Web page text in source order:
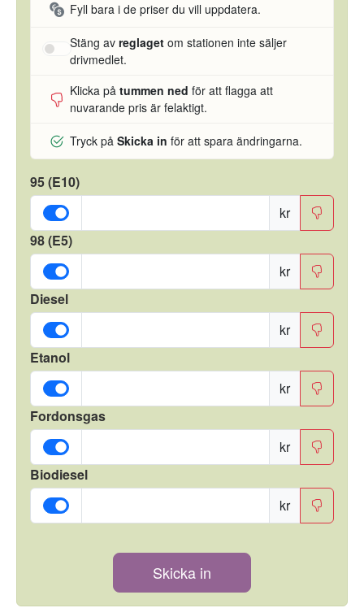
Fyll bara i de priser du vill uppdatera.
Stäng av reglaget om stationen inte säljer
drivmedlet.
Klicka på tummen ned för att flagga att
nuvarande pris är felaktigt.
Tryck på Skicka in för att spara ändringarna.
95 (E10)
kr
98 (E5)
kr
Diesel
kr
Etanol
kr
Fordonsgas
kr
Biodiesel
kr
Skicka in